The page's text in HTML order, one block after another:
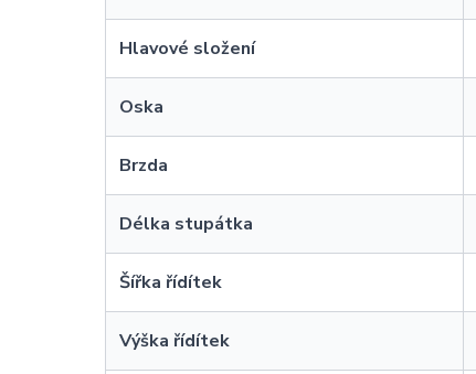
Hlavové složení
Oska
Brzda
Délka stupátka
Šířka řídítek
Výška řídítek